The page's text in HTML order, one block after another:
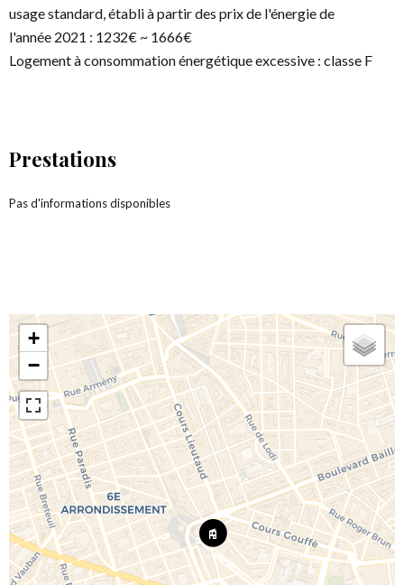
usage standard, établi à partir des prix de l'énergie de
l'année 2021 : 1232€ ~ 1666€
Logement à consommation énergétique excessive : classe F
Prestations
Pas d'informations disponibles
+
−